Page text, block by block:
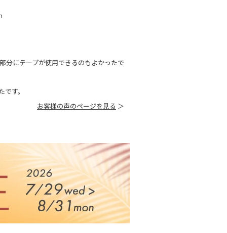
分にテープが使用できるのもよかったで
す。
お客様の声のページを見る ＞